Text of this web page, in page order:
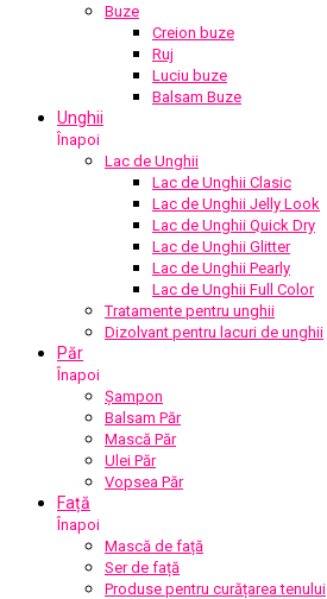
Buze
Creion buze
Ruj
Luciu buze
Balsam Buze
Unghii
Înapoi
Lac de Unghii
Lac de Unghii Clasic
Lac de Unghii Jelly Look
Lac de Unghii Quick Dry
Lac de Unghii Glitter
Lac de Unghii Pearly
Lac de Unghii Full Color
Tratamente pentru unghii
Dizolvant pentru lacuri de unghii
Păr
Înapoi
Șampon
Balsam Păr
Mască Păr
Ulei Păr
Vopsea Păr
Față
Înapoi
Mască de față
Ser de față
Produse pentru curățarea tenului